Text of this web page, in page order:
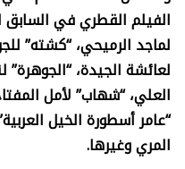
الفيلم القطري في السابق
لماجد الرميحي، “كشته”
لعائشة الجيدة، “الجوهرة”
العلي، “شهاب” لأمل
“عامر أسطورة الخيل
المري وغيرها.